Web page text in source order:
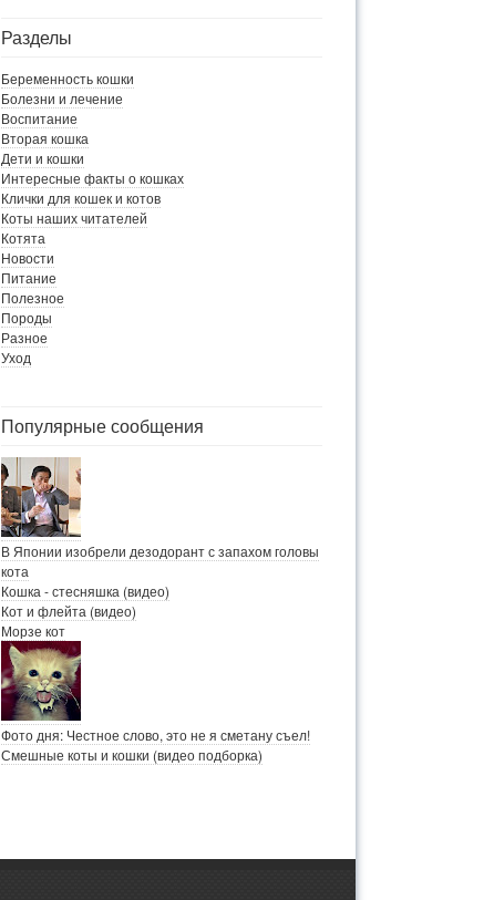
Разделы
Беременность кошки
Болезни и лечение
Воспитание
Вторая кошка
Дети и кошки
Интересные факты о кошках
Клички для кошек и котов
Коты наших читателей
Котята
Новости
Питание
Полезное
Породы
Разное
Уход
Популярные сообщения
В Японии изобрели дезодорант с запахом головы
кота
Кошка - стесняшка (видео)
Кот и флейта (видео)
Морзе кот
Фото дня: Честное слово, это не я сметану съел!
Смешные коты и кошки (видео подборка)